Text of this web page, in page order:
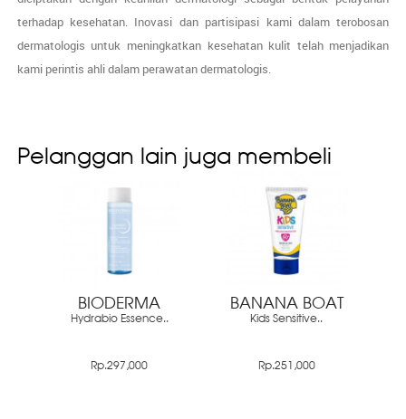
terhadap kesehatan. Inovasi dan partisipasi kami dalam terobosan
dermatologis untuk meningkatkan kesehatan kulit telah menjadikan
kami perintis ahli dalam perawatan dermatologis.
Pelanggan lain juga membeli
BIODERMA
Hydrabio Essence..
Rp.297,000
BANANA BOAT
Kids Sensitive..
Rp.251,000